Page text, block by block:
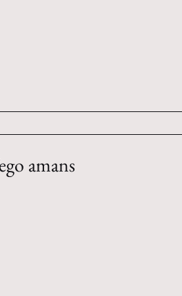
amans